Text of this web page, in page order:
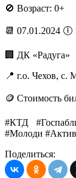
🚫 Возраст: 0+
📆 07.01.2024 🕕
🏢 ДК «Радуга»
📍 г.о. Чехов, с.
🪙 Стоимость
#КТД
#Молоди
Поделиться: